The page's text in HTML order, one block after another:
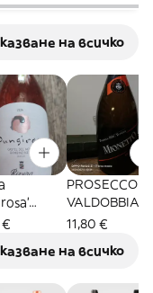
на всичко
€
PROSECCO DI
E MIONETTO
DOC 75CL
11,80 €
на всичко